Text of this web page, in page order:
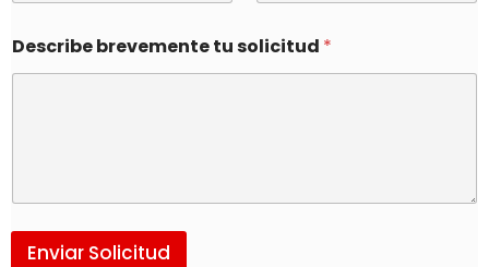
Describe brevemente tu solicitud *
Enviar Solicitud